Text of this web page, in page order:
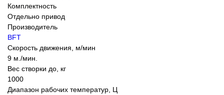
Комплектность
Отдельно привод
Производитель
BFT
Скорость движения, м/мин
9 м./мин.
Вес створки до, кг
1000
Диапазон рабочих температур, Ц